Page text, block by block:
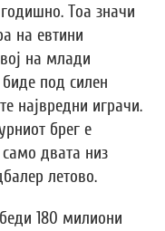
Тоа значи
на евтини
на млади
под силен
највредни играчи.
брег е
двата низ
летово.
180 милиони